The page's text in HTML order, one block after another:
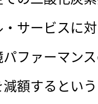
サービスに
ファーマン
額するとい